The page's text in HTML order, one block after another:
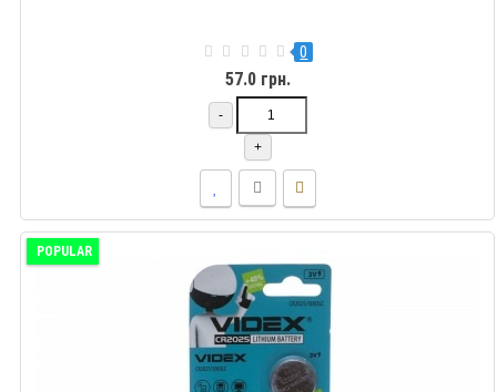
0
57.0 грн.
-
+
POPULAR